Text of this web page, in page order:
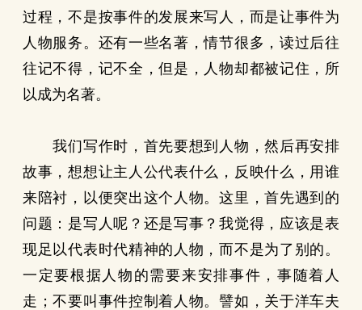
过程，不是按事件的发展来写人，而是让事件为
人物服务。还有一些名著，情节很多，读过后往
往记不得，记不全，但是，人物却都被记住，所
以成为名著。
我们写作时，首先要想到人物，然后再安排
故事，想想让主人公代表什么，反映什么，用谁
来陪衬，以便突出这个人物。这里，首先遇到的
问题：是写人呢？还是写事？我觉得，应该是表
现足以代表时代精神的人物，而不是为了别的。
一定要根据人物的需要来安排事件，事随着人
走；不要叫事件控制着人物。譬如，关于洋车夫